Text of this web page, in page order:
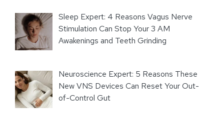
Sleep Expert: 4 Reasons Vagus Nerve
Stimulation Can Stop Your 3 AM
Awakenings and Teeth Grinding
Neuroscience Expert: 5 Reasons These
New VNS Devices Can Reset Your Out-
of-Control Gut